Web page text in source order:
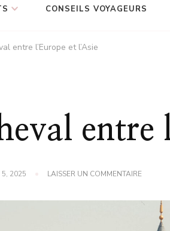
CONSEILS VOYAGEURS
entre l’Europe et l’Asie
entre
5, 2025 LAISSER UN COMMENTAIRESUR
CHEVAL
ENTRE
L’EUROPE